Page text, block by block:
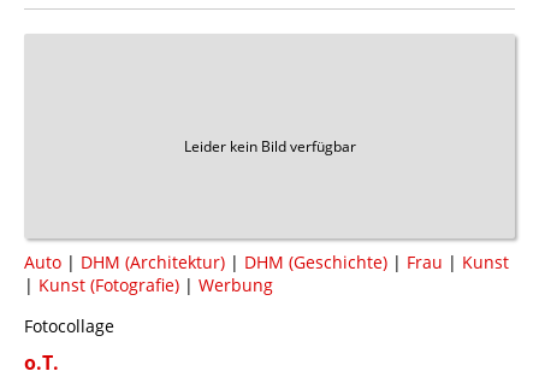
Leider kein Bild verfügbar
Auto | DHM (Architektur) | DHM (Geschichte) | Frau | Kunst
| Kunst (Fotografie) | Werbung
Fotocollage
o.T.